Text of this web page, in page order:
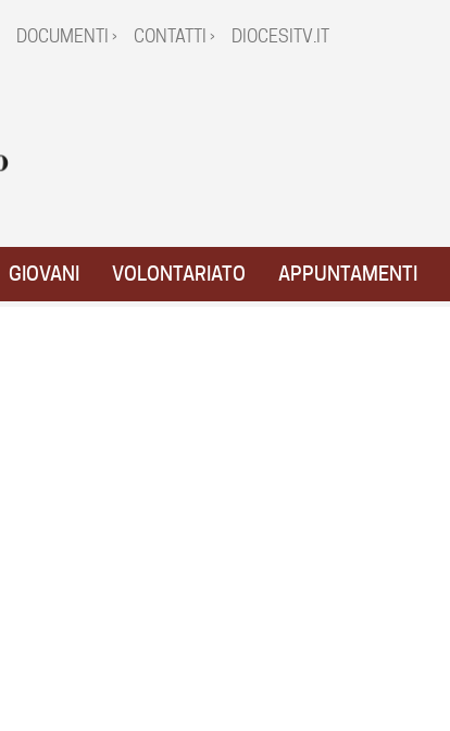
DOCUMENTI › CONTATTI › DIOCESITV.IT
GIOVANI VOLONTARIATO APPUNTAMENTI